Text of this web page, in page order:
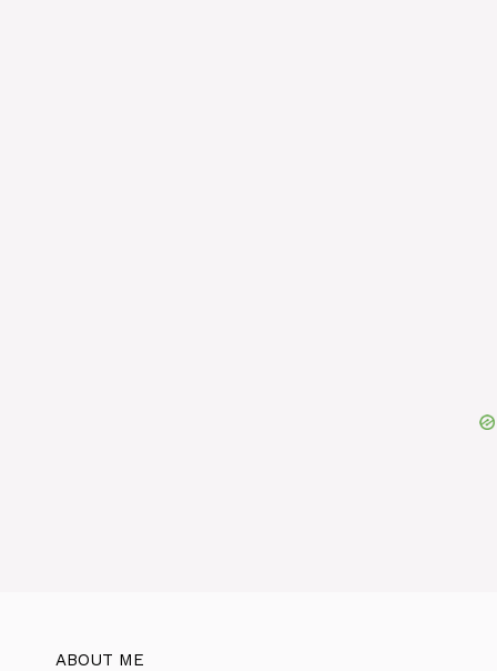
ABOUT ME